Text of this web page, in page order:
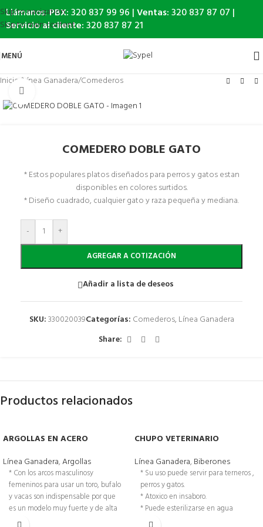
Skip to navigation
Skip to main content
Llámanos:PBX:320 837 99 96 |Ventas:320 837 87 07 |
Servicio al cliente:320 837 87 21
MENÚ
Inicio /Línea Ganadera/Comederos
COMEDERO DOBLE GATO
* Estos populares platos diseñados para perros y gatos estan
disponibles en colores surtidos.
* Diseño cuadrado, cualquier gato y raza pequeña y mediana.
- +
AGREGAR A COTIZACIÓN
Añadir a lista de deseos
SKU:330020039Categorías: Comederos, Línea Ganadera
Share:
Productos relacionados
ARGOLLAS EN ACERO
Línea Ganadera,Argollas
* Con los arcos masculinosy
femeninos para usar un toro, bufalo
y vacas son indispensable por que
es un modelo muy fuerte y de alta
calidad.
CHUPO VETERINARIO
Línea Ganadera, Biberones
* Su uso puede servir para terneros ,
perros y gatos.
* Atoxico en insaboro.
* Puede esterilizarse en agua
hirviendo.